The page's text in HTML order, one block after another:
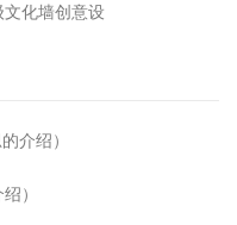
化墙创意设
介绍）
）